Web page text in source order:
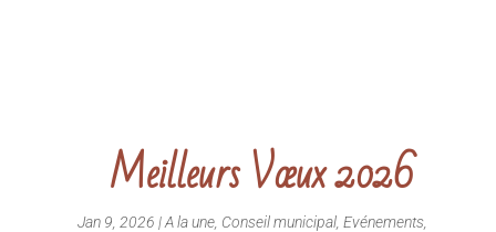
Meilleurs Vœux 2026
Jan 9, 2026 |A la une, Conseil municipal, Evénements,